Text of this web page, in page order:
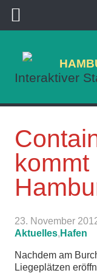
Interaktiver
kommt
23. November
Aktuelles, Hafen
Nachdem am
Liegeplätzen